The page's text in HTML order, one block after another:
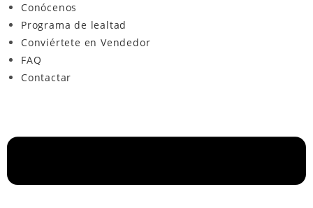
Conócenos
Programa de lealtad
Conviértete en Vendedor
FAQ
Contactar